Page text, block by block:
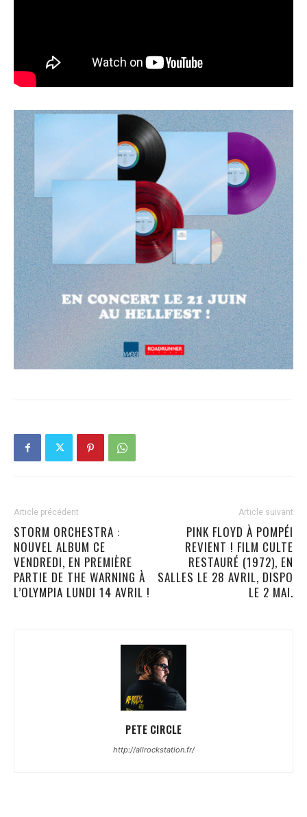
Article précédent
STORM ORCHESTRA :
NOUVEL ALBUM CE
VENDREDI, EN PREMIÈRE
PARTIE DE THE WARNING À
L’OLYMPIA LUNDI 14 AVRIL !
Article suivant
PINK FLOYD À POMPÉI
REVIENT ! FILM CULTE
RESTAURÉ (1972), EN
SALLES LE 28 AVRIL, DISPO
LE 2 MAI.
PETE CIRCLE
http://allrockstation.fr/